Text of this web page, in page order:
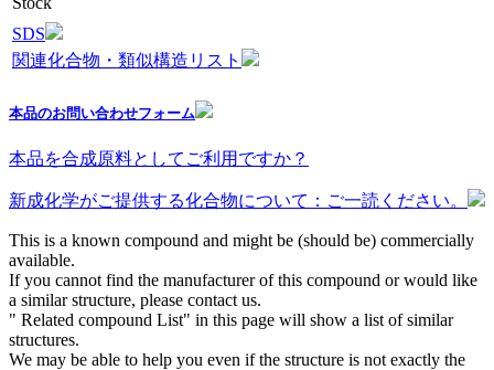
SDS
関連化合物・類似構造リスト
本品のお問い合わせフォーム
本品を合成原料としてご利用ですか？
新成化学がご提供する化合物について：ご一読ください。
This is a known compound and might be (should be) commercially
available.
If you cannot find the manufacturer of this compound or would like
a similar structure, please contact us.
" Related compound List" in this page will show a list of similar
structures.
We may be able to help you even if the structure is not exactly the